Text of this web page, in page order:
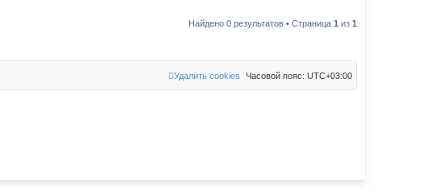
Найдено 0 результатов • Страница 1 из 1
Часовой пояс: UTC+03:00
Удалить cookies